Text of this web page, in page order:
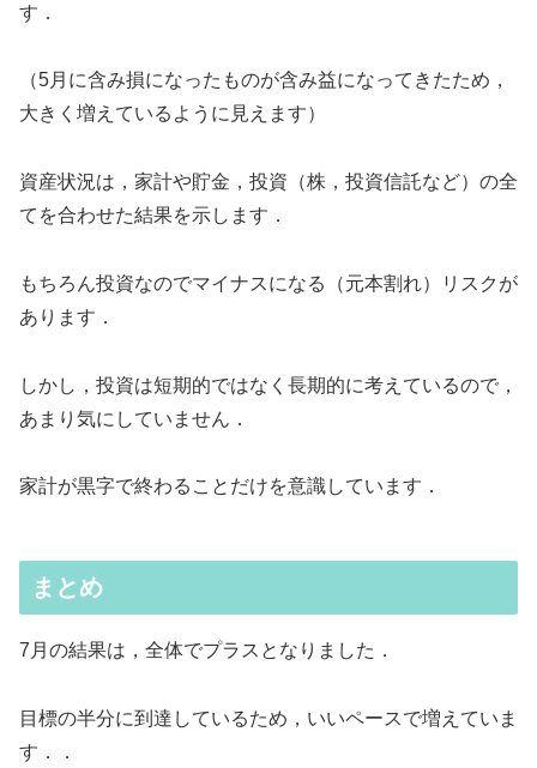
す．
（5月に含み損になったものが含み益になってきたため，
大きく増えているように見えます）
資産状況は，家計や貯金，投資（株，投資信託など）の全
てを合わせた結果を示します．
もちろん投資なのでマイナスになる（元本割れ）リスクが
あります．
しかし，投資は短期的ではなく長期的に考えているので，
あまり気にしていません．
家計が黒字で終わることだけを意識しています．
まとめ
7月の結果は，全体でプラスとなりました．
目標の半分に到達しているため，いいペースで増えていま
す．．